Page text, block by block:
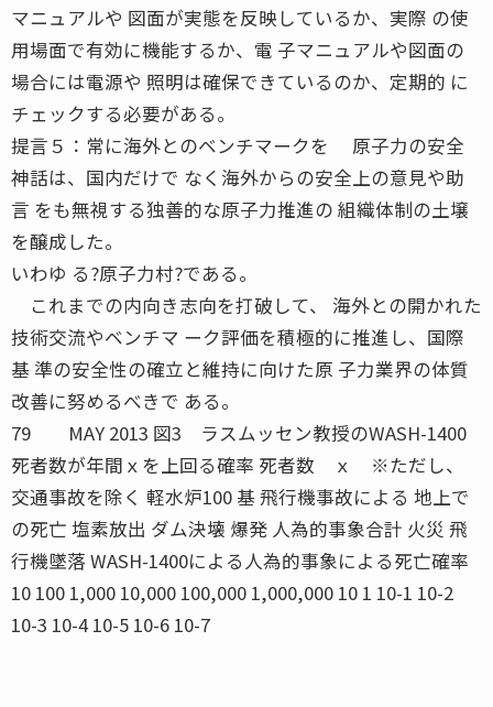
マニュアルや 図面が実態を反映しているか、実際 の使
用場面で有効に機能するか、電 子マニュアルや図面の
場合には電源や 照明は確保できているのか、定期的 に
チェックする必要がある。
提言５：常に海外とのベンチマークを 原子力の安全
神話は、国内だけで なく海外からの安全上の意見や助
言 をも無視する独善的な原子力推進の 組織体制の土壌
を醸成した。
いわゆ る?原子力村?である。
これまでの内向き志向を打破して、 海外との開かれた
技術交流やベンチマ ーク評価を積極的に推進し、国際
基 準の安全性の確立と維持に向けた原 子力業界の体質
改善に努めるべきで ある。
79 MAY 2013 図3 ラスムッセン教授のWASH-1400
死者数が年間ｘを上回る確率 死者数 ｘ ※ただし、
交通事故を除く 軽水炉100 基 飛行機事故による 地上で
の死亡 塩素放出 ダム決壊 爆発 人為的事象合計 火災 飛
行機墜落 WASH-1400による人為的事象による死亡確率
10 100 1,000 10,000 100,000 1,000,000 10 1 10-1 10-2
10-3 10-4 10-5 10-6 10-7